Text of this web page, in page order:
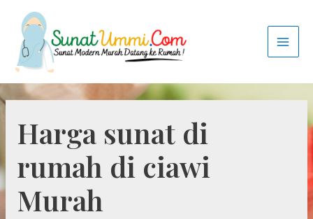
Harga sunat di
rumah di ciawi
Murah